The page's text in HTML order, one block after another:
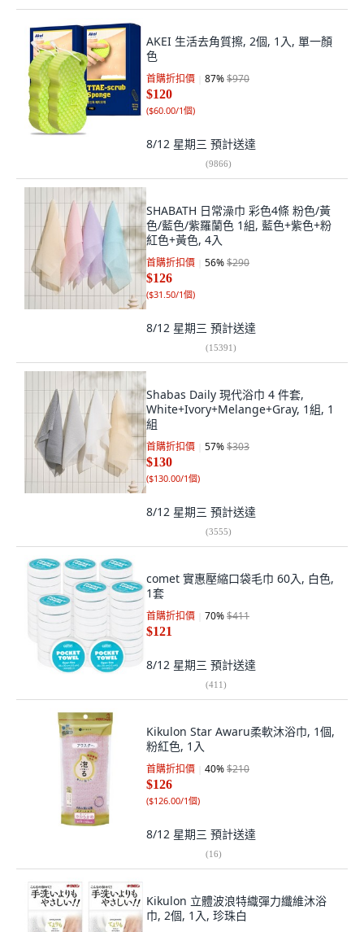
AKEI 生活去角質擦, 2個, 1入, 單一顏
色
首購折扣價 87%$970
$120
($60.00/1個)
8/12 星期三 預計送達
(9866)
SHABATH 日常澡巾 彩色4條 粉色/黃
色/藍色/紫羅蘭色 1組, 藍色+紫色+粉
紅色+黃色, 4入
首購折扣價 56%$290
$126
($31.50/1個)
8/12 星期三 預計送達
(15391)
Shabas Daily 現代浴巾 4 件套,
White+Ivory+Melange+Gray, 1組, 1
組
首購折扣價 57%$303
$130
($130.00/1個)
8/12 星期三 預計送達
(3555)
comet 實惠壓縮口袋毛巾 60入, 白色,
1套
首購折扣價 70%$411
$121
8/12 星期三 預計送達
(411)
Kikulon Star Awaru柔軟沐浴巾, 1個,
粉紅色, 1入
首購折扣價 40%$210
$126
($126.00/1個)
8/12 星期三 預計送達
(16)
Kikulon 立體波浪特織彈力纖維沐浴
巾, 2個, 1入, 珍珠白